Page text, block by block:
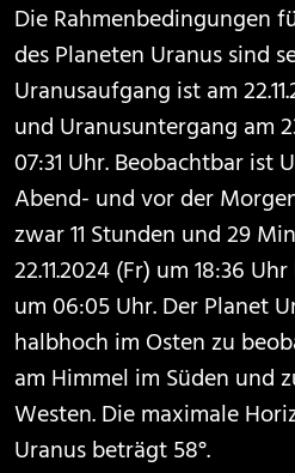
Die Rahmenbedingungen
des Planeten Uranus sind
Uranusaufgang ist am
und Uranusuntergang am
07:31 Uhr. Beobachtbar ist
Abend- und vor der
zwar 11 Stunden und 29
22.11.2024 (Fr) um 18:36
um 06:05 Uhr. Der Planet
halbhoch im Osten zu
am Himmel im Süden und
Westen. Die maximale
Uranus beträgt 58°.